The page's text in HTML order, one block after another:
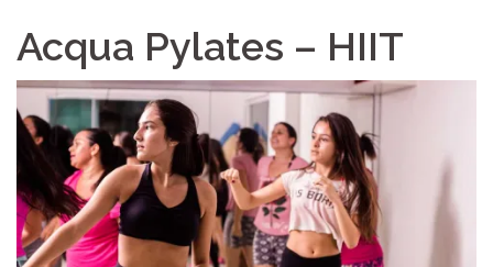
Acqua Pylates – HIIT